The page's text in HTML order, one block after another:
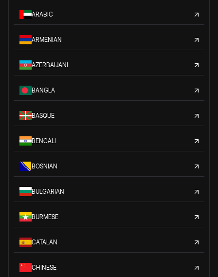
ARABIC
ARMENIAN
AZERBAIJANI
BANGLA
BASQUE
BENGALI
BOSNIAN
BULGARIAN
BURMESE
CATALAN
CHINESE